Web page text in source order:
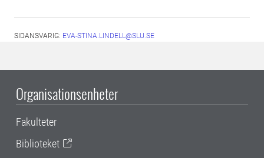
SIDANSVARIG: EVA-STINA.LINDELL@SLU.SE
Organisationsenheter
Fakulteter
Biblioteket